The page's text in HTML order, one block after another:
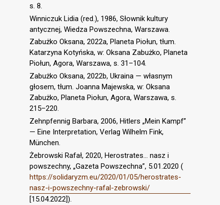
s. 8.
Winniczuk Lidia (red.), 1986, Słownik kultury
antycznej, Wiedza Powszechna, Warszawa.
Zabużko Oksana, 2022a, Planeta Piołun, tłum.
Katarzyna Kotyńska, w: Oksana Zabużko, Planeta
Piołun, Agora, Warszawa, s. 31–104.
Zabużko Oksana, 2022b, Ukraina — własnym
głosem, tłum. Joanna Majewska, w: Oksana
Zabużko, Planeta Piołun, Agora, Warszawa, s.
215–220.
Zehnpfennig Barbara, 2006, Hitlers „Mein Kampf”
— Eine Interpretation, Verlag Wilhelm Fink,
München.
Żebrowski Rafał, 2020, Herostrates… nasz i
powszechny, „Gazeta Powszechna”, 5.01.2020 (
https://solidaryzm.eu/2020/01/05/herostrates-
nasz-i-powszechny-rafal-zebrowski/
[15.04.2022]).